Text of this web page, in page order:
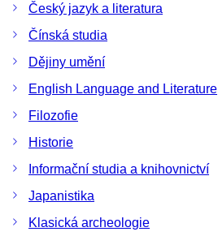
Český jazyk a literatura
Čínská studia
Dějiny umění
English Language and Literature
Filozofie
Historie
Informační studia a knihovnictví
Japanistika
Klasická archeologie